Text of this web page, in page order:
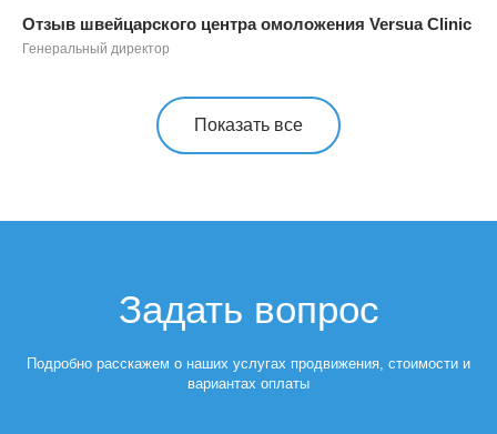
Отзыв швейцарского центра омоложения Versua Clinic
Генеральный директор
Показать все
Задать вопрос
Подробно расскажем о наших услугах продвижения, стоимости и
вариантах оплаты